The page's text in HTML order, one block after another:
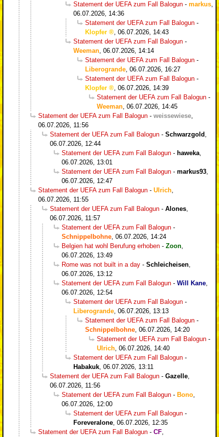
Statement der UEFA zum Fall Balogun - markus,
06.07.2026, 14:36
Statement der UEFA zum Fall Balogun -
Klopfer
, 06.07.2026, 14:43
Statement der UEFA zum Fall Balogun -
Weeman, 06.07.2026, 14:14
Statement der UEFA zum Fall Balogun -
Liberogrande, 06.07.2026, 16:27
Statement der UEFA zum Fall Balogun -
Klopfer
, 06.07.2026, 14:39
Statement der UEFA zum Fall Balogun -
Weeman, 06.07.2026, 14:45
Statement der UEFA zum Fall Balogun - weissewiese,
06.07.2026, 11:56
Statement der UEFA zum Fall Balogun - Schwarzgold ,
06.07.2026, 12:44
Statement der UEFA zum Fall Balogun - haweka,
06.07.2026, 13:01
Statement der UEFA zum Fall Balogun - markus93,
06.07.2026, 12:47
Statement der UEFA zum Fall Balogun - Ulrich,
06.07.2026, 11:55
Statement der UEFA zum Fall Balogun - Alones,
06.07.2026, 11:57
Statement der UEFA zum Fall Balogun -
Schnippelbohne, 06.07.2026, 14:24
Belgien hat wohl Berufung erhoben - Zoon,
06.07.2026, 13:49
Rome was not built in a day - Schleicheisen,
06.07.2026, 13:12
Statement der UEFA zum Fall Balogun - Will Kane,
06.07.2026, 12:54
Statement der UEFA zum Fall Balogun -
Liberogrande, 06.07.2026, 13:13
Statement der UEFA zum Fall Balogun -
Schnippelbohne, 06.07.2026, 14:20
Statement der UEFA zum Fall Balogun -
Ulrich, 06.07.2026, 14:40
Statement der UEFA zum Fall Balogun -
Habakuk, 06.07.2026, 13:11
Statement der UEFA zum Fall Balogun - Gazelle,
06.07.2026, 11:56
Statement der UEFA zum Fall Balogun - Bono,
06.07.2026, 12:00
Statement der UEFA zum Fall Balogun -
Foreveralone, 06.07.2026, 12:35
Statement der UEFA zum Fall Balogun - CF,